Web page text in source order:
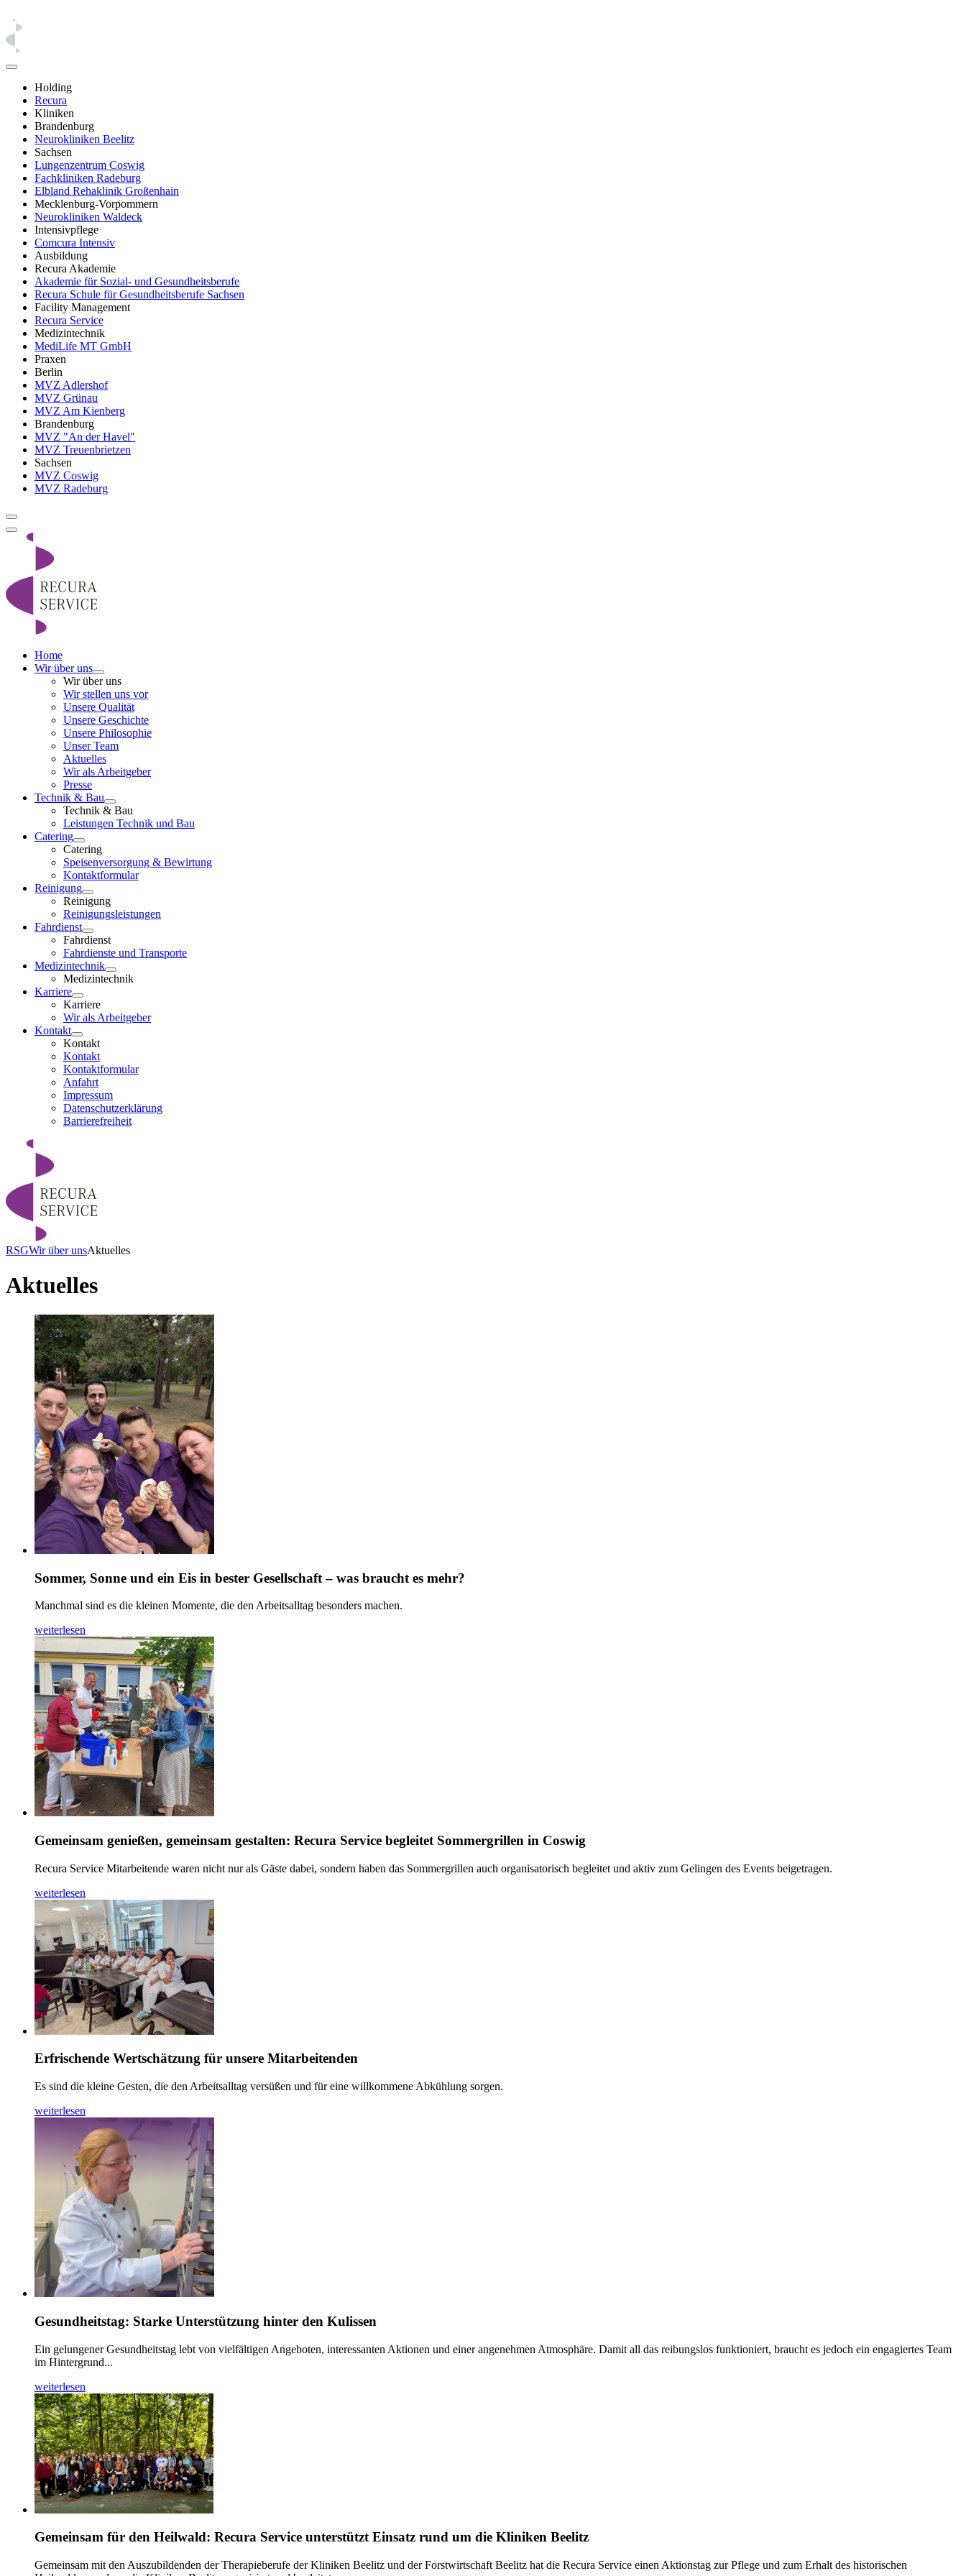
Holding
Recura
Kliniken
Brandenburg
Neurokliniken Beelitz
Sachsen
Lungenzentrum Coswig
Fachkliniken Radeburg
Elbland Rehaklinik Großenhain
Mecklenburg-Vorpommern
Neurokliniken Waldeck
Intensivpflege
Comcura Intensiv
Ausbildung
Recura Akademie
Akademie für Sozial- und Gesundheitsberufe
Recura Schule für Gesundheitsberufe Sachsen
Facility Management
Recura Service
Medizintechnik
MediLife MT GmbH
Praxen
Berlin
MVZ Adlershof
MVZ Grünau
MVZ Am Kienberg
Brandenburg
MVZ "An der Havel"
MVZ Treuenbrietzen
Sachsen
MVZ Coswig
MVZ Radeburg
Home
Wir über uns
Wir über uns
Wir stellen uns vor
Unsere Qualität
Unsere Geschichte
Unsere Philosophie
Unser Team
Aktuelles
Wir als Arbeitgeber
Presse
Technik & Bau
Technik & Bau
Leistungen Technik und Bau
Catering
Catering
Speisenversorgung & Bewirtung
Kontaktformular
Reinigung
Reinigung
Reinigungsleistungen
Fahrdienst
Fahrdienst
Fahrdienste und Transporte
Medizintechnik
Medizintechnik
Karriere
Karriere
Wir als Arbeitgeber
Kontakt
Kontakt
Kontakt
Kontaktformular
Anfahrt
Impressum
Datenschutzerklärung
Barrierefreiheit
RSGWir über unsAktuelles
Aktuelles
Sommer, Sonne und ein Eis in bester Gesellschaft – was braucht es mehr?
Manchmal sind es die kleinen Momente, die den Arbeitsalltag besonders machen.
weiterlesen
Gemeinsam genießen, gemeinsam gestalten: Recura Service begleitet Sommergrillen in Coswig
Recura Service Mitarbeitende waren nicht nur als Gäste dabei, sondern haben das Sommergrillen auch organisatorisch begleitet und aktiv zum Gelingen des Events beigetragen.
weiterlesen
Erfrischende Wertschätzung für unsere Mitarbeitenden
Es sind die kleine Gesten, die den Arbeitsalltag versüßen und für eine willkommene Abkühlung sorgen.
weiterlesen
Gesundheitstag: Starke Unterstützung hinter den Kulissen
Ein gelungener Gesundheitstag lebt von vielfältigen Angeboten, interessanten Aktionen und einer angenehmen Atmosphäre. Damit all das reibungslos funktioniert, braucht es jedoch ein engagiertes Team
im Hintergrund...
weiterlesen
Gemeinsam für den Heilwald: Recura Service unterstützt Einsatz rund um die Kliniken Beelitz
Gemeinsam mit den Auszubildenden der Therapieberufe der Kliniken Beelitz und der Forstwirtschaft Beelitz hat die Recura Service einen Aktionstag zur Pflege und zum Erhalt des historischen